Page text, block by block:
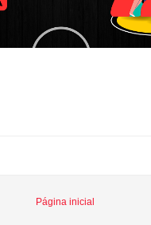
Página inicial